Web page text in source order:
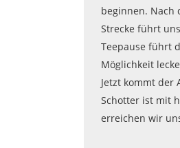
beginnen. Nach
Strecke führt
Teepause führt
Möglichkeit
Jetzt kommt der
Schotter ist mit
erreichen wir